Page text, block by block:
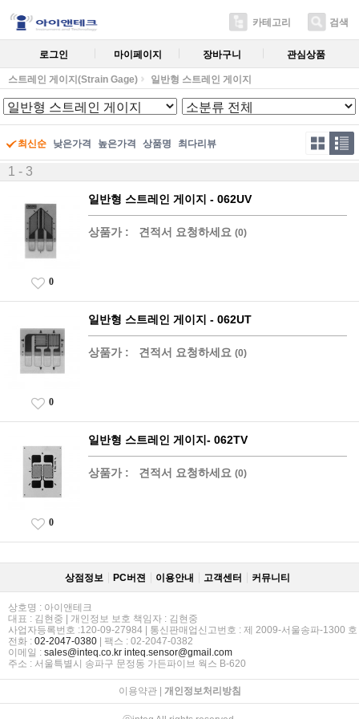
카테고리 검색
로그인 마이페이지 장바구니 관심상품
스트레인 게이지(Strain Gage) 일반형 스트레인 게이지
최신순 낮은가격 높은가격 상품명 최다리뷰
1 - 3
일반형 스트레인 게이지 - 062UV
상품가 : 견적서 요청하세요 (0)
0
일반형 스트레인 게이지 - 062UT
상품가 : 견적서 요청하세요 (0)
0
일반형 스트레인 게이지- 062TV
상품가 : 견적서 요청하세요 (0)
0
상점정보 PC버젼 이용안내 고객센터 커뮤니티
상호명 : 아이앤테크
대표 : 김현중 | 개인정보 보호 책임자 : 김현중
사업자등록번호 :120-09-27984 | 통신판매업신고번호 : 제 2009-서울송파-1300 호
전화 : 02-2047-0380 | 팩스 : 02-2047-0382
이메일 : sales@inteq.co.kr inteq.sensor@gmail.com
주소 : 서울특별시 송파구 문정동 가든파이브 웍스 B-620
이용약관| 개인정보처리방침